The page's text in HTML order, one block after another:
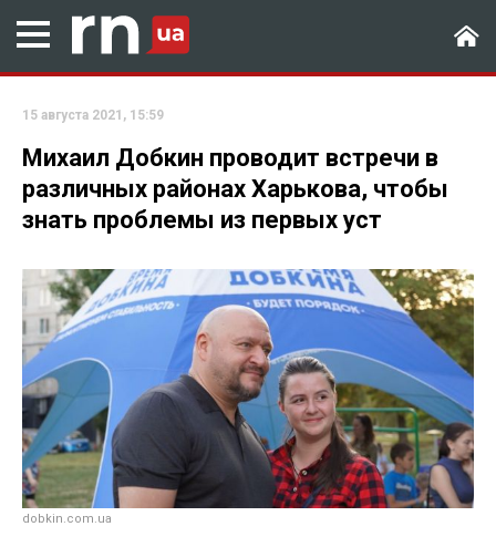
15 августа 2021, 15:59
Михаил Добкин проводит встречи в
различных районах Харькова, чтобы
знать проблемы из первых уст
dobkin.com.ua